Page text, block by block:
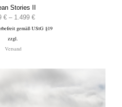
Stories II
€ – 1.499 €Preisspanne:
199 €
gemäß UStG §19
zzgl.
Versand